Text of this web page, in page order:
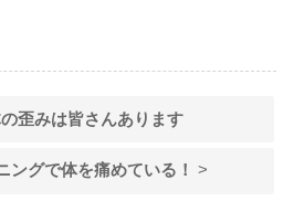
歪みは皆さんあります
ングで体を痛めている！ >